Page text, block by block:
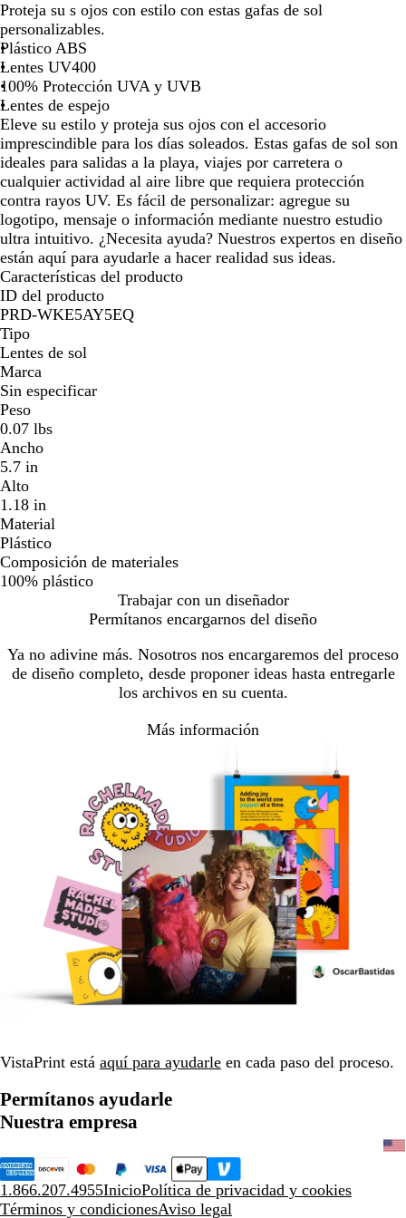
las
flechas
para
arrastrar
las
arrastrar
las
r
a
n
s
p
a
r
e
n
t
e
/
A
z
u
l
r
a
n
s
p
a
r
e
n
t
e
/
V
e
r
d
e
r
a
n
s
p
a
r
e
n
t
e
/
R
o
j
o
r
a
n
s
p
a
r
e
n
t
e
/
P
l
a
t
e
a
d
o
r
a
n
s
p
a
r
e
n
t
e
/
A
m
a
r
i
l
l
o
r
a
n
s
p
a
r
e
n
t
e
/
M
o
r
a
d
o
Proteja su s ojos con estilo con estas gafas de sol
personalizables.
Plástico ABS
Lentes UV400
100% Protección UVA y UVB
Lentes de espejo
Eleve su estilo y proteja sus ojos con el accesorio
imprescindible para los días soleados. Estas gafas de sol son
ideales para salidas a la playa, viajes por carretera o
cualquier actividad al aire libre que requiera protección
contra rayos UV. Es fácil de personalizar: agregue su
logotipo, mensaje o información mediante nuestro estudio
ultra intuitivo. ¿Necesita ayuda? Nuestros expertos en diseño
están aquí para ayudarle a hacer realidad sus ideas.
Características del producto
ID del producto
PRD-WKE5AY5EQ
Tipo
Lentes de sol
Marca
Sin especificar
Peso
0.07 lbs
Ancho
5.7 in
Alto
1.18 in
Material
Plástico
Composición de materiales
100% plástico
Trabajar con un diseñador
Permítanos encargarnos del diseño
Ya no adivine más. Nosotros nos encargaremos del proceso
de diseño completo, desde proponer ideas hasta entregarle
los archivos en su cuenta.
Más información
VistaPrint está aquí para ayudarle en cada paso del proceso.
Permítanos ayudarle
Nuestra empresa
1.866.207.4955InicioPolítica de privacidad y cookies
Términos y condicionesAviso legal